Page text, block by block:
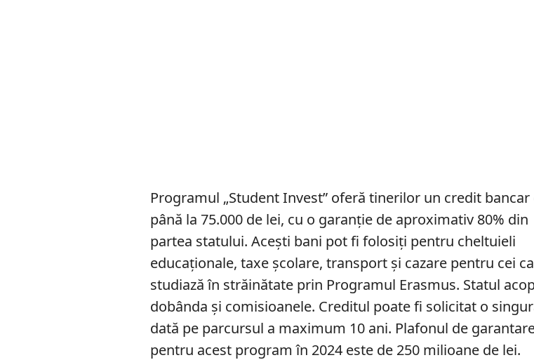
Programul „Student Invest” oferă tinerilor un credit bancar
până la 75.000 de lei, cu o garanție de aproximativ 80% din
partea statului. Acești bani pot fi folosiți pentru cheltuieli
educaționale, taxe școlare, transport și cazare pentru cei
studiază în străinătate prin Programul Erasmus. Statul
dobânda și comisioanele. Creditul poate fi solicitat o
dată pe parcursul a maximum 10 ani. Plafonul de
pentru acest program în 2024 este de 250 milioane de lei.